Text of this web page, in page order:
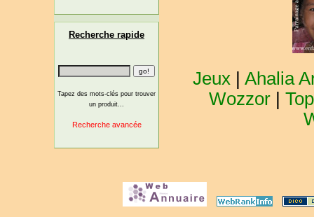
Recherche rapide
Tapez des mots-clés pour trouver
un produit...
Recherche avancée
Jeux| Ahalia
Wozzor|